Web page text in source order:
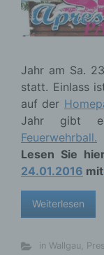
Jahr am Sa.
statt. Einlass
auf der
Jahr gibt
Feuerwehrball.
Lesen Sie
24.01.2016 mit
Weiterlesen
in Wallgau,